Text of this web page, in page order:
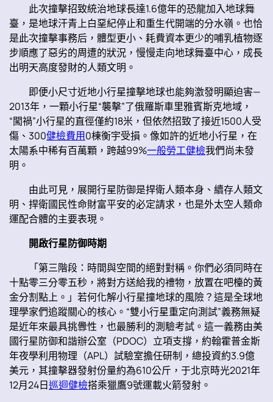
此次撞擊招致統治地球長達1.6億年的恐龍加入地球舞
臺，是地球汗青上白堊紀停止和重生代開端的分水嶺。也恰
是此次撞擊事務后，體型更小、耗費資本更少的哺乳植物逐
步順應了惡劣的周遭的狀況，慢慢走向地球舞臺中心，成長
出明天高度發財的人類文明。
即便小尺寸近地小行星撞擊地球也能夠激發明顯迫害—
2013年，一顆小行星“襲擊”了俄羅斯車里雅賓斯克地域，
“闖禍”小行星的直徑僅約18米，但依然招致了接近1500人受
傷、300健檢費用0棟衡宇受損。像如許的近地小行星，在
太陽系中稀有百萬顆，跨越99%一般勞工健檢我們尚未發
明。
由此可見，展開行星防御是捍衛人類本身、續存人類文
明、捍衛國民性命財富平安的必定請求，也是外太空人類命
運配合體的主要表現。
開啟行星防御時期
「第三階段：時間與空間的絕對對稱。你們必須同時在
十點零三分零五秒，將對方送給我的禮物，放置在吧檯的黃
金分割點上。」若何化解小行星撞地球的風險？這是全球地
理學家們追蹤關心的核心。“雙小行星重定向測試”義務無疑
是近年來最具挑釁性，也最勝利的測驗考試。這一義務由美
國行星防御和諧辦公室（PDOC）立項支撐，約翰霍普金斯
年夜學利用物理（APL）試驗室擔任研制，總投資約3.9億
美元，其撞擊器發射份量約為610公斤，于北京時光2021年
12月24日巡迴健檢搭乘獵鷹9號運載火箭發射。